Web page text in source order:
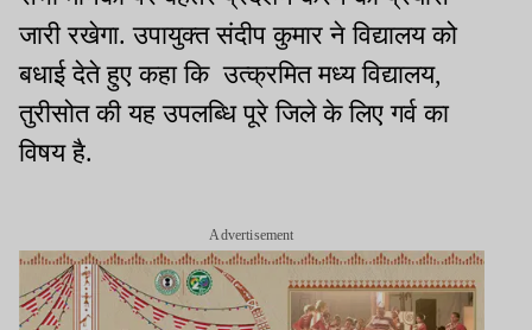
जारी रखेगा. उपायुक्त संदीप कुमार ने विद्यालय को
बधाई देते हुए कहा कि उत्क्रमित मध्य विद्यालय,
तुरीसोत की यह उपलब्धि पूरे जिले के लिए गर्व का
विषय है.
Advertisement